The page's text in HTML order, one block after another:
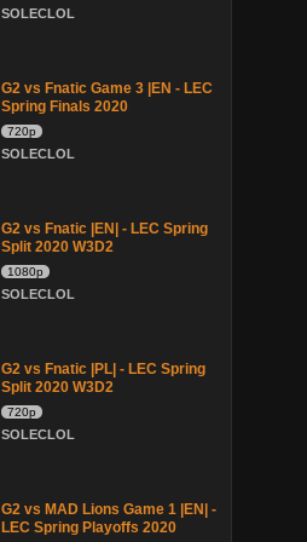
SOLECLOL
G2 vs Fnatic Game 3 |EN - LEC
Spring Finals 2020
720p
SOLECLOL
G2 vs Fnatic |EN| - LEC Spring
Split 2020 W3D2
1080p
SOLECLOL
G2 vs Fnatic |PL| - LEC Spring
Split 2020 W3D2
720p
SOLECLOL
G2 vs MAD Lions Game 1 |EN| -
LEC Spring Playoffs 2020